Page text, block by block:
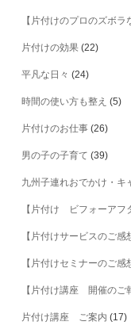
【片付けのプロのズボラ
片付けの効果 (22)
平凡な日々 (24)
時間の使い方も整え (5)
片付けのお仕事 (26)
男の子の子育て (39)
九州子連れおでかけ・キ
【片付け ビフォーアフ
【片付けサービスのご感
【片付けセミナーのご感
【片付け講座 開催のご
片付け講座 ご案内 (17)